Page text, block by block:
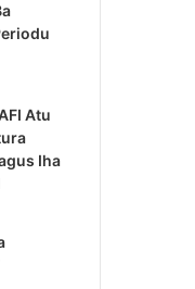
Ajuda
Estranjeiru
Atu
Iha